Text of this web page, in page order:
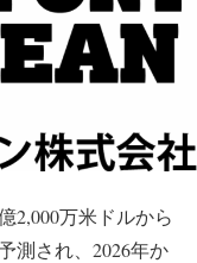
2,000万米ドルから
測され、2026年か